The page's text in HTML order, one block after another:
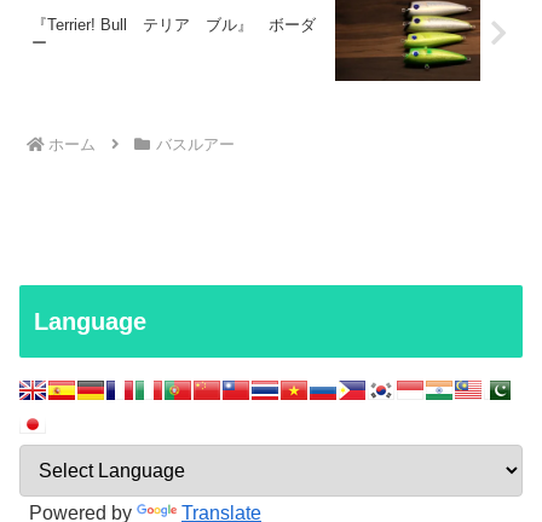
『Terrier! Bull テリア ブル』 ボーダ
ー
ホーム バスルアー
Language
Powered by Translate